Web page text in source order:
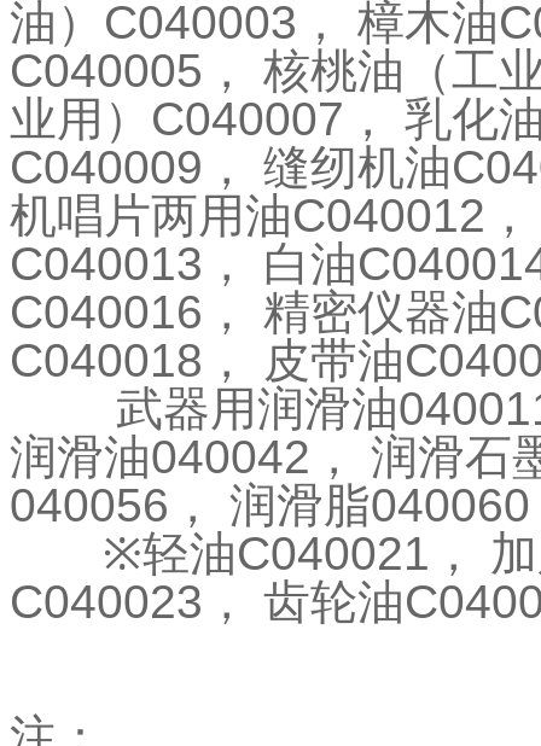
油） C040003 ， 樟木油
C040005 ，
核桃油（工
业用） C040007 ，
乳化
C040009 ， 缝纫机油
机唱片两用油C040012 ，
C040013 ， 白油
C040016 ， 精密仪器油
C040018 ， 皮带油
武器用润滑油
润滑油040042 ，
润滑石
040056 ， 润滑脂040060
※轻油C040021 ，
C040023 ， 齿轮油